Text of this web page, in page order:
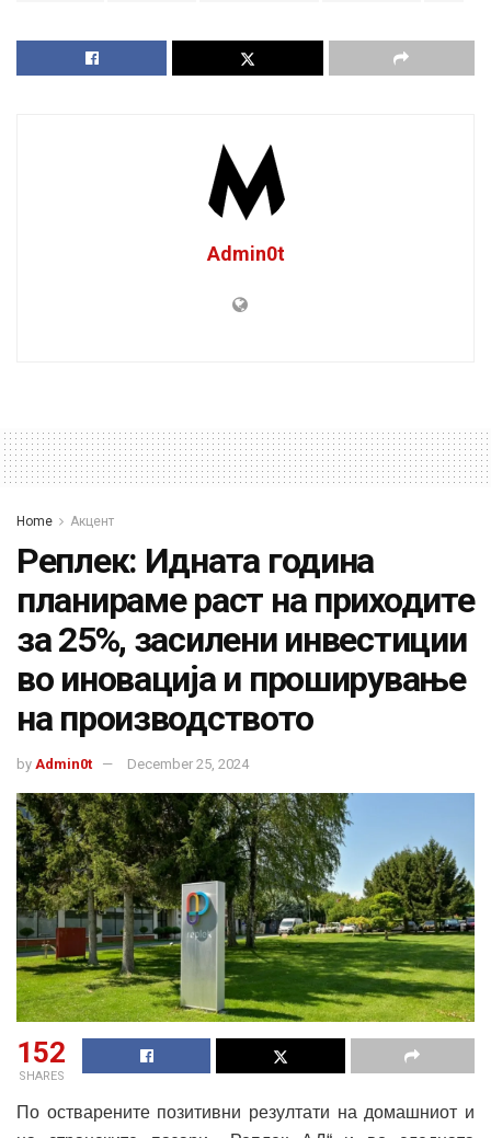
Admin0t
Home Акцент
Реплек: Идната година
планираме раст на приходите
за 25%, засилени инвестиции
во иновација и проширување
на производството
by Admin0t December 25, 2024
152
SHARES
По остварените позитивни резултати на домашниот и